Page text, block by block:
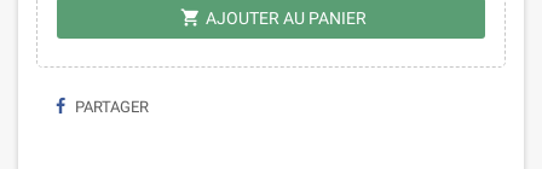
shopping_cart AJOUTER AU PANIER
PARTAGER